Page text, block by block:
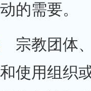
的需要。
宗教团体
使用组织